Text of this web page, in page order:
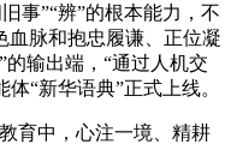
事”“辨”的根本能力，不
血脉和抱忠履谦、正位凝
输出端，“通过人机交
“新华语典”正式上线。
中，心注一境、精耕